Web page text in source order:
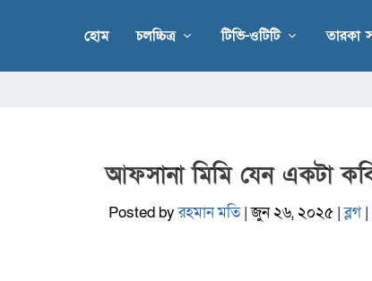
হোম চলচ্চিত্র টিভি-ওটিটি তারকা
আফসানা মিমি যেন একটা
Posted byরহমান মতি|জুন ২৬, ২০২৫ |ব্লগ |